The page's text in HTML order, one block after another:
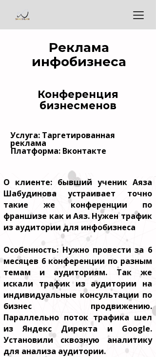
Конференция
бизнесменов
Реклама
инфобизнеса
Услуга: Таргетированная
реклама
Платформа: Вконтакте
О клиенте: бывший ученик Аяза
Шабудинова устраивает точно
такие же конференции по
франшизе как и Аяз. Нужен трафик
из аудитории для инфобизнеса
Особенность: Нужно провести за 6
месяцев 6 конференции по разным
темам и аудиториям. Так же
искали трафик из аудитории на
индивидуальные консультации по
бизнес продвижению.
Параллельно поток трафика шел
из Яндекс Директа и Google.
Установили сквозную аналитику
для анализа аудитории.